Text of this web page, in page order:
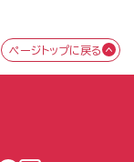
ページトップに戻る